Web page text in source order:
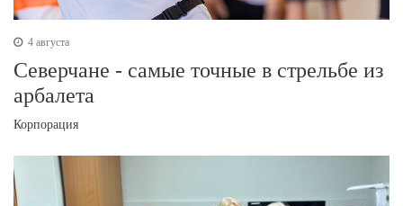
4 августа
Северчане - самые точные в стрельбе из
арбалета
Корпорация